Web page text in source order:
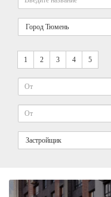
Город Тюмень
1 2 3 4 5
Застройщик